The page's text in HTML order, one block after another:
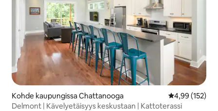
Kohde kaupungissa Chattanooga
4,99 (152)
Delmont | Kävelyetäisyys keskustaan | Kattoterassi